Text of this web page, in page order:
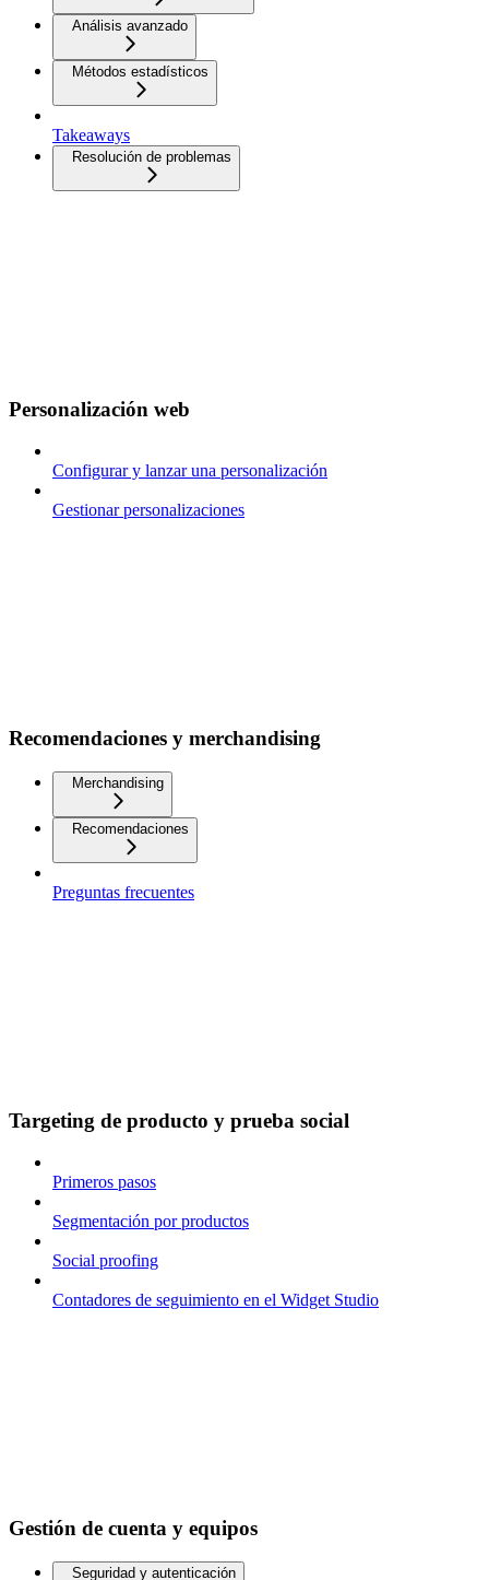
Análisis avanzado
Métodos estadísticos
Takeaways
Resolución de problemas
Personalización web
Configurar y lanzar una personalización
Gestionar personalizaciones
Recomendaciones y merchandising
Merchandising
Recomendaciones
Preguntas frecuentes
Targeting de producto y prueba social
Primeros pasos
Segmentación por productos
Social proofing
Contadores de seguimiento en el Widget Studio
Gestión de cuenta y equipos
Seguridad y autenticación